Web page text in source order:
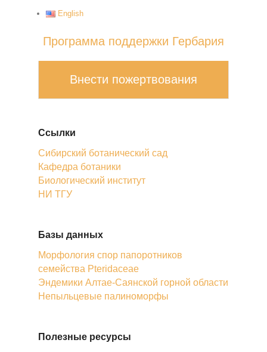
English
Программа поддержки Гербария
Внести пожертвования
Ссылки
Сибирский ботанический сад
Кафедра ботаники
Биологический институт
НИ ТГУ
Базы данных
Морфология спор папоротников
семейства Pteridaceae
Эндемики Алтае-Саянской горной области
Непыльцевые палиноморфы
Полезные ресурсы